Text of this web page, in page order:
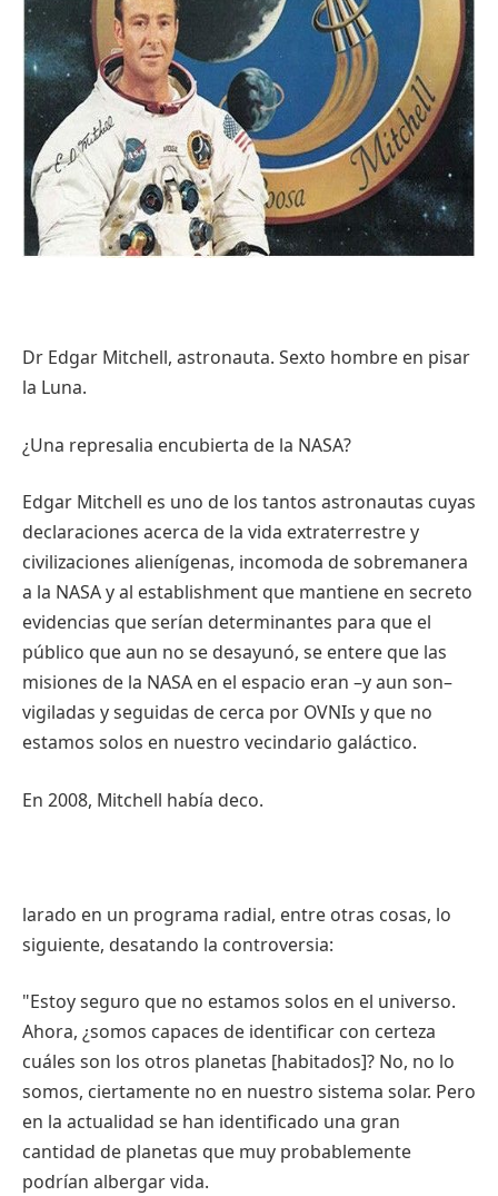
Dr Edgar Mitchell, astronauta. Sexto hombre en pisar
la Luna.
¿Una represalia encubierta de la NASA?
Edgar Mitchell es uno de los tantos astronautas cuyas
declaraciones acerca de la vida extraterrestrey
civilizaciones alienígenas, incomoda desobremanera
a la NASA y al establishment que mantiene en secreto
evidencias queserían determinantes para que el
público queaun no se desayunó, se entere que las
misiones de la NASA en el espacio eran –yaun son–
vigiladas yseguidas de cerca por OVNIs y que no
estamos solos en nuestro vecindario galáctico.
En 2008, Mitchell había deco.
larado en un programa radial, entre otras cosas, lo
siguiente, desatando la controversia:
"Estoyseguro que no estamos solos en el universo.
Ahora, ¿somos capaces de identificar con certeza
cuáles son los otros planetas [habitados]? No, no lo
somos, ciertamente no en nuestro sistema solar. Pero
en la actualidad se han identificado una gran
cantidad de planetas que muy probablemente
podrían albergarvida.